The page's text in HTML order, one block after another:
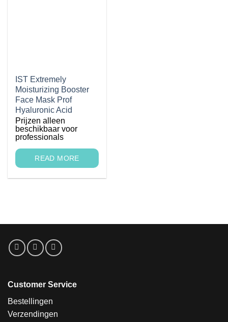
IST Extremely
Moisturizing Booster
Face Mask Prof
Hyaluronic Acid
Prijzen alleen
beschikbaar voor
professionals
READ MORE
Customer Service
Bestellingen
Verzendingen